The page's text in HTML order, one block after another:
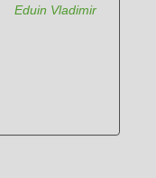
Eduin Vladimir